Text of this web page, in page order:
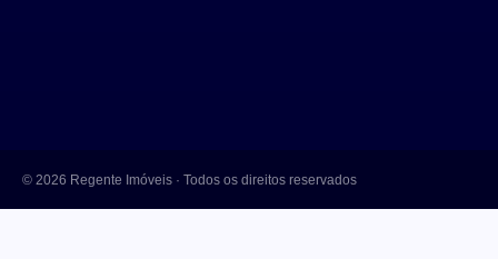
© 2026 Regente Imóveis · Todos os direitos reservados